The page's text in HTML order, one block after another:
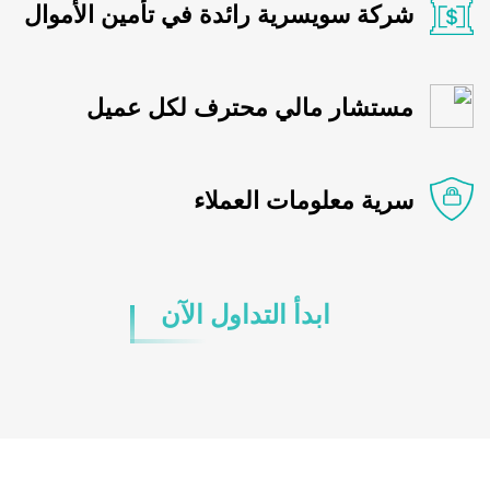
شركة سويسرية رائدة في تأمين الأموال
مستشار مالي محترف لكل عميل
سرية معلومات العملاء
ابدأ التداول الآن